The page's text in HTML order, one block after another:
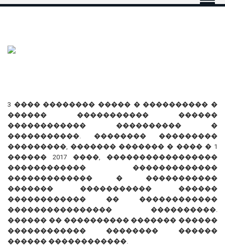
3 ���� �������� ����� � ���������� �
������ ����������� ������
������������ ���������� �
�����������. �������� ���������
���������, ������� ������� � ���� � 1
������ 2017 ����, �����������������
������������ �������������
������������� � �����������
������� ����������� ������
������������ �� ������������
���������������� ����������.
������ �� ���������� ������� ������
������������ �������� ������
������ ������������.